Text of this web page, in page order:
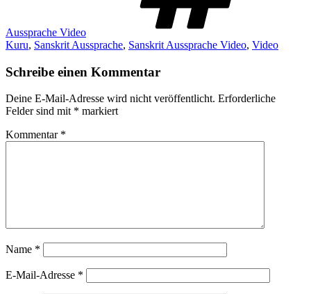
Aussprache Video
Kuru, Sanskrit Aussprache, Sanskrit Aussprache Video, Video
Schreibe einen Kommentar
Deine E-Mail-Adresse wird nicht veröffentlicht. Erforderliche
Felder sind mit * markiert
Kommentar *
Name *
E-Mail-Adresse *